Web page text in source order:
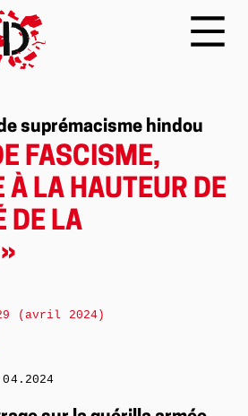
suprémacisme hindou
FASCISME,
À LA HAUTEUR DE
DE LA
(avril 2024)